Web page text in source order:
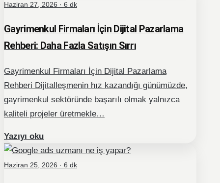
Haziran 27, 2026 · 6 dk
Gayrimenkul Firmaları İçin Dijital Pazarlama
Rehberi: Daha Fazla Satışın Sırrı
Gayrimenkul Firmaları İçin Dijital Pazarlama
Rehberi Dijitalleşmenin hız kazandığı günümüzde,
gayrimenkul sektöründe başarılı olmak yalnızca
kaliteli projeler üretmekle…
Yazıyı oku
Haziran 25, 2026 · 6 dk